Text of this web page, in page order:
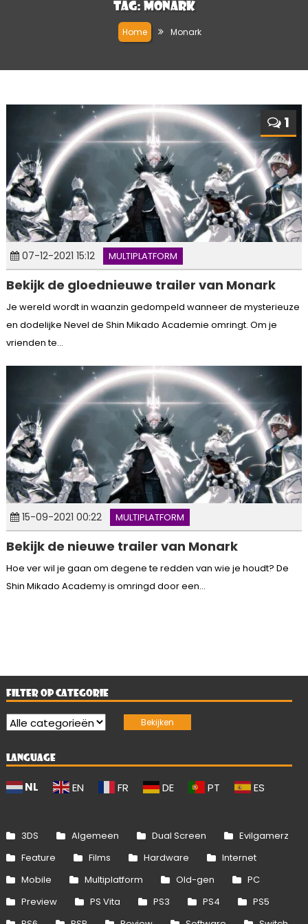
Tag: Monark
Home Monark
1
07-12-2021 15:12 MULTIPLATFORM
Bekijk de gloednieuwe trailer van Monark
Je wereld wordt in waanzin gedompeld wanneer de mysterieuze
en dodelijke Nevel de Shin Mikado Academie omringt. Om je
vrienden te...
15-09-2021 00:22 MULTIPLATFORM
Bekijk de nieuwe trailer van Monark
Hoe ver wil je gaan om degene te redden van wie je houdt? De
Shin Mikado Academy is omringd door een...
FILTER OP CATEGORIE
LANGUAGE
NL EN FR DE PT ES
3DS Algemeen Dual Screen
Evilgamerz
Feature
Films Hardware
Internet
Mobile
Multiplatform Old-gen
PC
Preview
PS Vita PS3 PS4
PS5